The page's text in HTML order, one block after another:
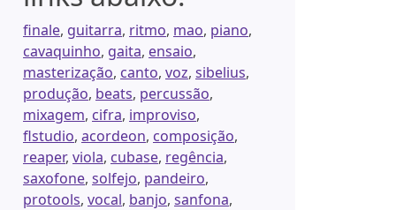
finale, guitarra, ritmo, mao, piano,
cavaquinho, gaita, ensaio,
masterização, canto, voz, sibelius,
produção, beats, percussão,
mixagem, cifra, improviso,
flstudio, acordeon, composição,
reaper, viola, cubase, regência,
saxofone, solfejo, pandeiro,
protools, vocal, banjo, sanfona,